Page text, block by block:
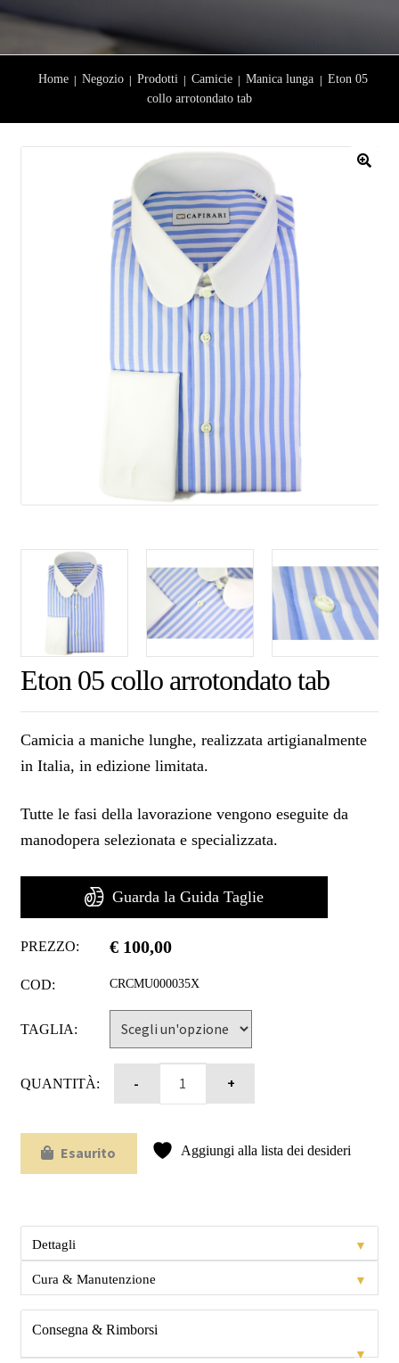
Home Negozio Prodotti Camicie Manica lunga
Eton 05
collo arrotondato tab
Eton 05 collo arrotondato tab
Camicia a maniche lunghe, realizzata artigianalmente
in Italia, in edizione limitata.
Tutte le fasi della lavorazione vengono eseguite da
manodopera selezionata e specializzata.
Guarda la Guida Taglie
PREZZO: €100,00
COD: CRCMU000035X
TAGLIA:
QUANTITÀ:
Esaurito Aggiungi alla lista dei desideri
Dettagli ▼
Cura & Manutenzione ▼
Consegna & Rimborsi
▼